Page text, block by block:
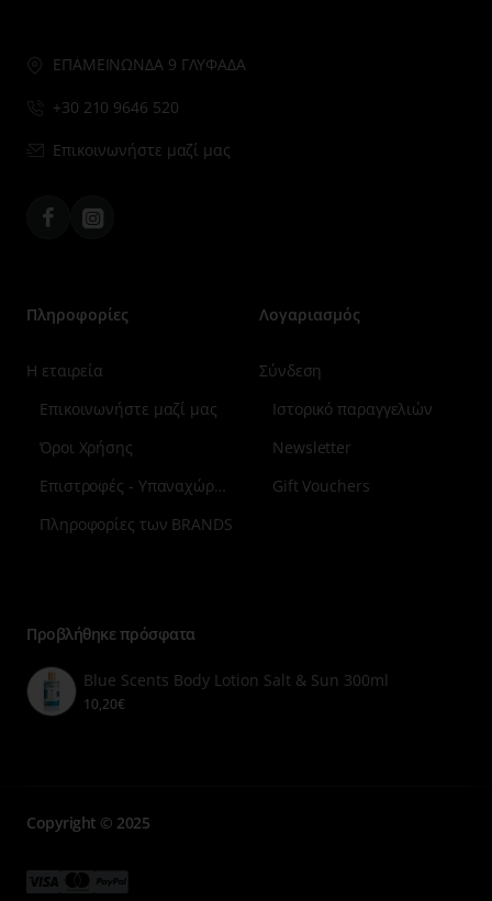
ΕΠΑΜΕΙΝΩΝΔΑ 9 ΓΛΥΦΑΔΑ
+30 210 9646 520
Επικοινωνήστε μαζί μας
FacebookInstagram
Πληροφορίες
7
Η εταιρεία
Επικοινωνήστε μαζί μας
Όροι Χρήσης
Επιστροφές - Υπαναχώρηση
Πληροφορίες των BRANDS
Λογαριασμός
Σύνδεση
Ιστορικό παραγγελιών
Newsletter
Gift Vouchers
Προβλήθηκε πρόσφατα
Blue Scents Body Lotion Salt & Sun 300ml
10,20€
Copyright © 2025